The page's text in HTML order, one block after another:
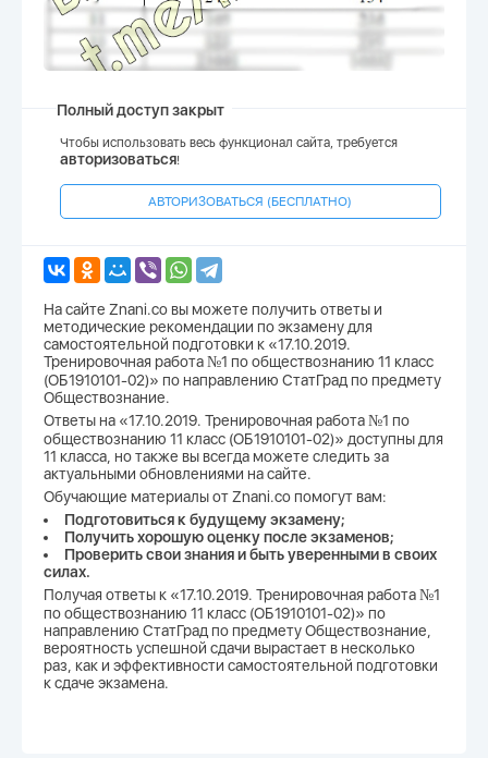
Полный доступ закрыт
Чтобы использовать весь функционал сайта, требуется
авторизоваться!
АВТОРИЗОВАТЬСЯ (БЕСПЛАТНО)
На сайте Znani.co вы можете получить ответы и
методические рекомендации по экзамену для
самостоятельной подготовки к «17.10.2019.
Тренировочная работа №1 по обществознанию 11 класс
(ОБ1910101-02)» по направлению СтатГрад по предмету
Обществознание.
Ответы на «17.10.2019. Тренировочная работа №1 по
обществознанию 11 класс (ОБ1910101-02)» доступны для
11 класса, но также вы всегда можете следить за
актуальными обновлениями на сайте.
Обучающие материалы от Znani.co помогут вам:
Подготовиться к будущему экзамену;
Получить хорошую оценку после экзаменов;
Проверить свои знания и быть уверенными в своих
силах.
Получая ответы к «17.10.2019. Тренировочная работа №1
по обществознанию 11 класс (ОБ1910101-02)» по
направлению СтатГрад по предмету Обществознание,
вероятность успешной сдачи вырастает в несколько
раз, как и эффективности самостоятельной подготовки
к сдаче экзамена.